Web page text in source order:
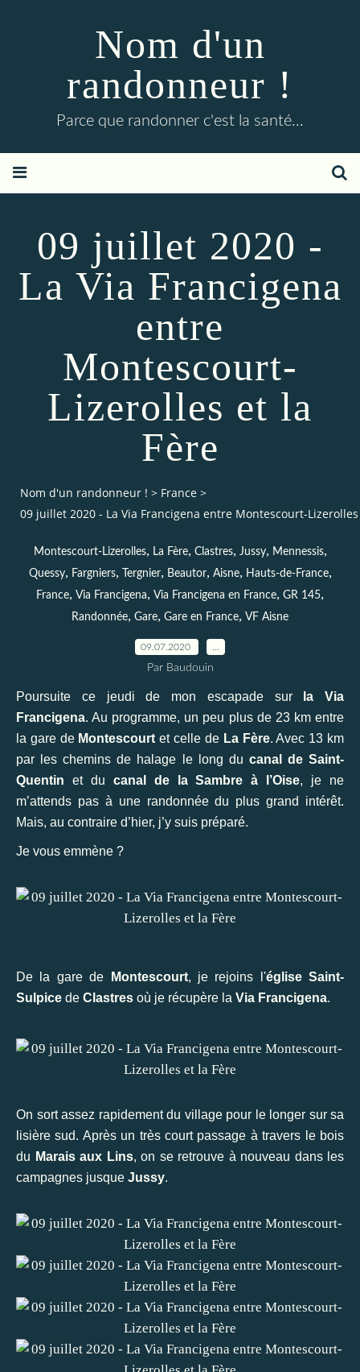
Nom d'un
randonneur !
Parce que randonner c'est la santé...
09 juillet 2020 -
La Via Francigena
entre
Montescourt-
Lizerolles et la
Fère
Nom d'un randonneur ! > France >
09 juillet 2020 - La Via Francigena entre Montescourt-
Montescourt-Lizerolles, La Fère, Clastres, Jussy, Mennessis,
Quessy, Fargniers, Tergnier, Beautor, Aisne, Hauts-de-France,
France, Via Francigena, Via Francigena en France, GR 145,
Randonnée, Gare, Gare en France, VF Aisne
09.07.2020
Par Baudouin
Poursuite ce jeudi de mon escapade sur
la Via
Francigena. Au programme, un peu plus de 23 km entre
la gare de Montescourtet celle de La Fère. Avec 13 km
par les chemins de halage le long du canal de Saint-
Quentin et du canal de la Sambre à l’Oise, je ne
m’attends pas à une randonnée du plus grand intérêt.
Mais, au contraire d’hier, j’y suis préparé.
Je vous emmène ?
De la gare de Montescourt, je rejoins l'église Saint-
Sulpice de Clastres où je récupère la Via Francigena.
On sort assez rapidement du village pour le longer sur sa
lisière sud. Après un très court passage à travers le bois
du Marais aux Lins, on se retrouve à nouveau dans les
campagnes jusque Jussy.